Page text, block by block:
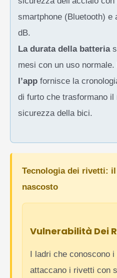
smartphone (Bluetooth) e
dB.
La durata della batteria
mesi con un uso normale.
l’app fornisce la
di furto che trasformano
sicurezza della bici.
Tecnologia dei rivetti:
nascosto
Vulnerabilità Dei
I ladri che conoscono
attaccano i rivetti con